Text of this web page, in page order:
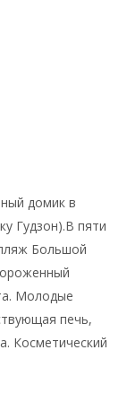
домик в
Гудзон).В пяти
Большой
Молодые
печь,
Косметический